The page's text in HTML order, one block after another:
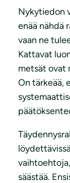
Nykytiedon
enää nähdä
vaan ne
Kattavat
metsät ovat
On tärkeää,
säästää.